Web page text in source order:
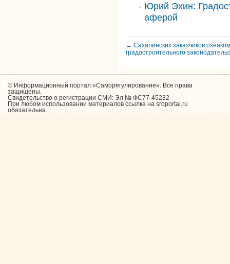
Юрий Эхин:
аферой
← Сахалинских заказчиков
градостроительного
© Информационный портал «Саморегулирование». Все права
защищены.
Свидетельство о регистрации СМИ: Эл № ФС77-45232
При любом использовании материалов ссылка на sroportal.ru
обязательна.